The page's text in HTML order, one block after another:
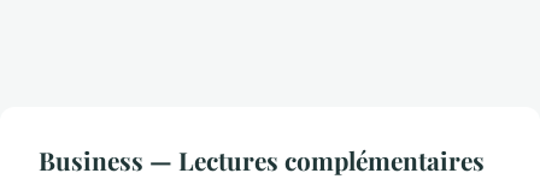
Business — Lectures complémentaires